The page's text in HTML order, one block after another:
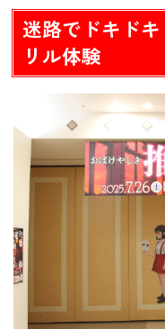
迷路でドキド
リル体験